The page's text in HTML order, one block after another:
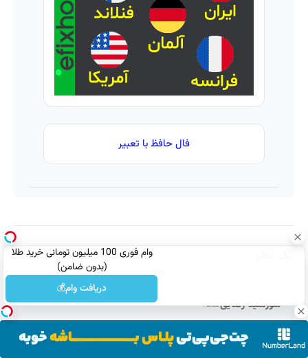
وام فوری 100 میلیون تومانی خرید طلا
(بدون ضامن)
دریافت وام💰
فال حافظ با تعبیر
سورملینا رضاییگفت:
18 آگوست, 2024 در 12:58 ق.ظ
اکثرا مردم دوست دارند که خواننده بالا بخونه و صداش در اوج